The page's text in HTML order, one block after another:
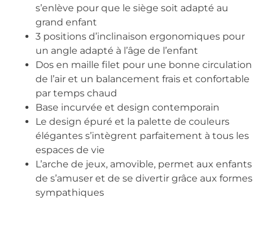
s’enlève pour que le siège soit adapté au
grand enfant
3 positions d’inclinaison ergonomiques pour
un angle adapté à l’âge de l’enfant
Dos en maille filet pour une bonne circulation
de l’air et un balancement frais et confortable
par temps chaud
Base incurvée et design contemporain
Le design épuré et la palette de couleurs
élégantes s’intègrent parfaitement à tous les
espaces de vie
L’arche de jeux, amovible, permet aux enfants
de s’amuser et de se divertir grâce aux formes
sympathiques